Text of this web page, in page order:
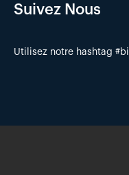
Suivez Nous
Utilisez notre hashtag